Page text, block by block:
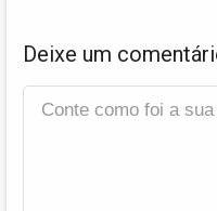
Deixe um